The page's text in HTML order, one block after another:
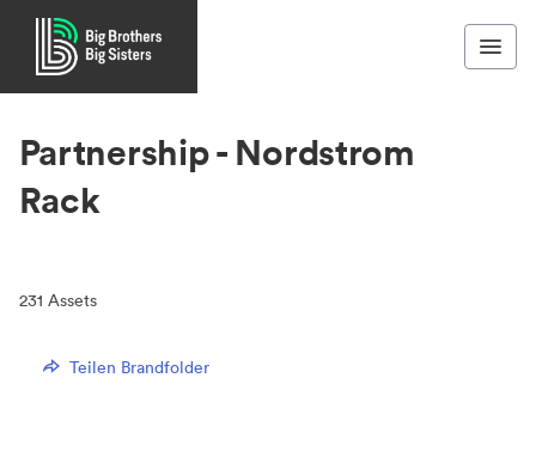
Partnership - Nordstrom
Rack
231 Assets
Teilen Brandfolder